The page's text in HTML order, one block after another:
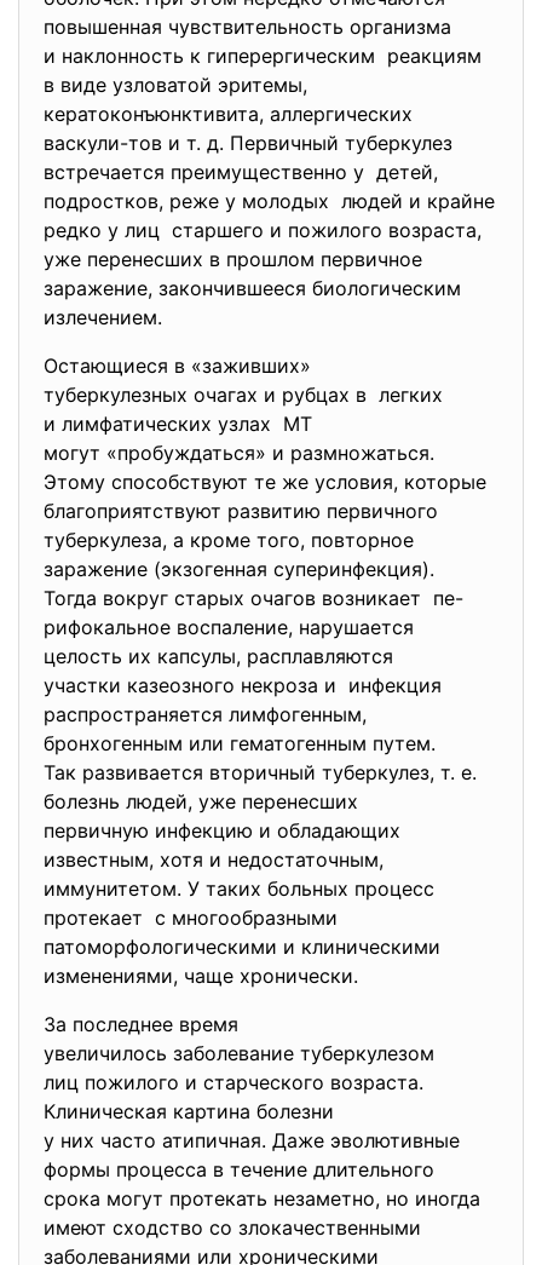
повышенная чувствительность организма
и наклонность к гиперергическим реакциям
в виде узловатой эритемы,
кератоконъюнктивита, аллергических
васкули-тов и т. д. Первичный туберкулез
встречается преимущественно у детей,
подростков, реже у молодых людей и крайне
редко у лиц старшего и пожилого возраста,
уже перенесших в прошлом первичное
заражение, закончившееся биологическим
излечением.
Остающиеся в «заживших»
туберкулезных очагах и рубцах в легких
и лимфатических узлах МТ
могут «пробуждаться» и размножаться.
Этому способствуют те же условия, которые
благоприятствуют развитию первичного
туберкулеза, а кроме того, повторное
заражение (экзогенная суперинфекция).
Тогда вокруг старых очагов возникает пе-
рифокальное воспаление, нарушается
целость их капсулы, расплавляются
участки казеозного некроза и инфекция
распространяется лимфогенным,
бронхогенным или гематогенным путем.
Так развивается вторичный туберкулез, т. е.
болезнь людей, уже перенесших
первичную инфекцию и обладающих
известным, хотя и недостаточным,
иммунитетом. У таких больных процесс
протекает с многообразными
патоморфологическими и клиническими
изменениями, чаще хронически.
За последнее время
увеличилось заболевание туберкулезом
лиц пожилого и старческого возраста.
Клиническая картина болезни
у них часто атипичная. Даже эволютивные
формы процесса в течение длительного
срока могут протекать незаметно, но иногда
имеют сходство со злокачественными
заболеваниями или хроническими